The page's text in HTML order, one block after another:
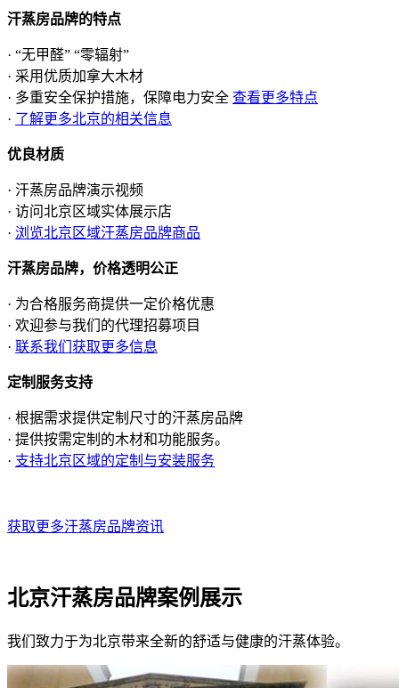
汗蒸房品牌的特点
· “无甲醛” “零辐射”
· 采用优质加拿大木材
· 多重安全保护措施，保障电力安全 查看更多特点
· 了解更多北京的相关信息
优良材质
· 汗蒸房品牌演示视频
· 访问北京区域实体展示店
· 浏览北京区域汗蒸房品牌商品
汗蒸房品牌，价格透明公正
· 为合格服务商提供一定价格优惠
· 欢迎参与我们的代理招募项目
· 联系我们获取更多信息
定制服务支持
· 根据需求提供定制尺寸的汗蒸房品牌
· 提供按需定制的木材和功能服务。
· 支持北京区域的定制与安装服务
获取更多汗蒸房品牌资讯
北京汗蒸房品牌案例展示
我们致力于为北京带来全新的舒适与健康的汗蒸体验。